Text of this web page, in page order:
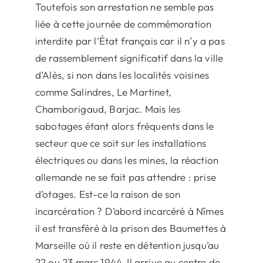
Toutefois son arrestation ne semble pas
liée à cette journée de commémoration
interdite par l’État français car il n’y a pas
de rassemblement significatif dans la ville
d’Alès, si non dans les localités voisines
comme Salindres, Le Martinet,
Chamborigaud, Barjac. Mais les
sabotages étant alors fréquents dans le
secteur que ce soit sur les installations
électriques ou dans les mines, la réaction
allemande ne se fait pas attendre : prise
d’otages. Est-ce la raison de son
incarcération ? D’abord incarcéré à Nîmes
il est transféré à la prison des Baumettes à
Marseille où il reste en détention jusqu’au